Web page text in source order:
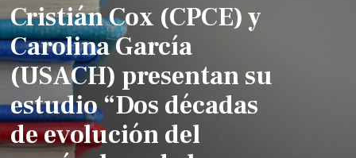
Cristián Cox (CPCE) y
Carolina García
(USACH) presentan su
estudio “Dos décadas
de evolución del